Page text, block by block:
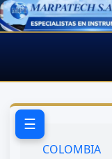
☰
COLOMBIA